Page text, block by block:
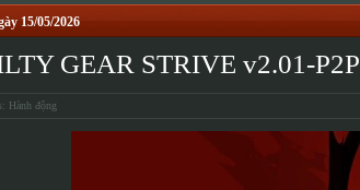
15/05/2026
GEAR STRIVE v2.01-P2P
Hành động